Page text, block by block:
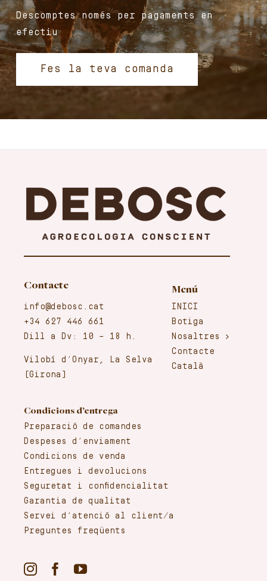
Descomptes només per pagaments en
efectiu
Fes la teva comanda
Menú
INICI
Botiga
Nosaltres
Contacte
Català
Contacte
info@debosc.cat
+34 627 446 661
Dill a Dv: 10 – 18 h.
Vilobí d’Onyar, La Selva
(Girona)
Condicions d’entrega
Preparació de comandes
Despeses d’enviament
Condicions de venda
Entregues i devolucions
Seguretat i confidencialitat
Garantia de qualitat
Servei d’atenció al client/a
Preguntes freqüents